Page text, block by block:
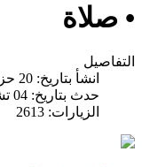
• صلاة
التفاصيل
انشأ بتاريخ: 20 حزيران/يونيو 2010
حدث بتاريخ: 04 تشرين1/أكتوير 2013
الزيارات: 2613